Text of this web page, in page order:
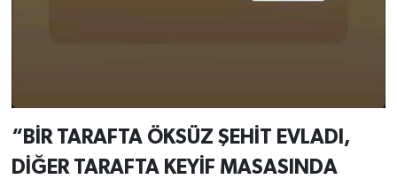
“BİR TARAFTA ÖKSÜZ ŞEHİT EVLADI,
DİĞER TARAFTA KEYİF MASASINDA